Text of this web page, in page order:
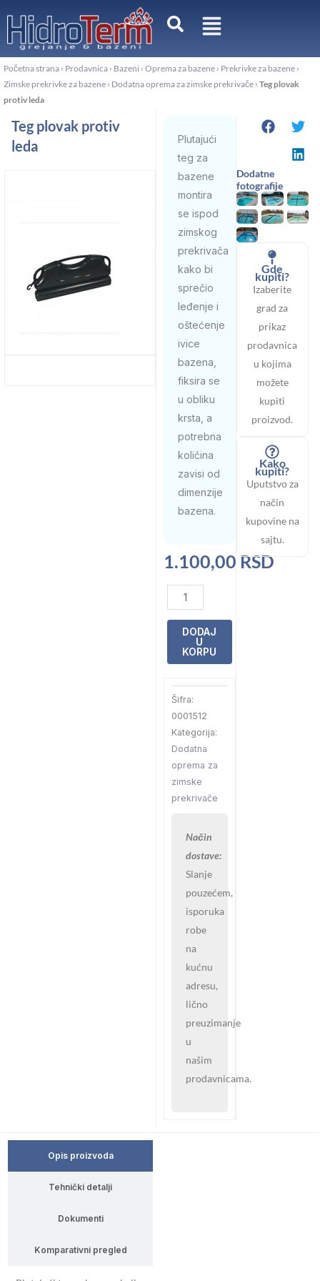
sadržaj
Početna strana › Prodavnica › Bazeni › Oprema za bazene › Prekrivke za bazene ›
Zimske prekrivke za bazene › Dodatna oprema za zimske prekrivače › Teg plovak
protiv leda
Teg plovak protiv
leda
Plutajući
teg za
bazene
montira
se ispod
zimskog
prekrivača
kako bi
sprečio
leđenje i
oštećenje
ivice
bazena,
fiksira se
u obliku
krsta, a
potrebna
količina
zavisi od
dimenzije
bazena.
1.100,00 RSD
Teg
plovak
protiv
leda
količina
DODAJ
U
KORPU
Šifra:
0001512
Kategorija:
Dodatna
oprema za
zimske
prekrivače
Način
dostave:
Slanje
pouzećem,
isporuka
robe
na
kućnu
adresu,
lično
preuzimanje
u
našim
prodavnicama.
Dodatne
fotografije
Gde
kupiti?
Izaberite
grad za
prikaz
prodavnica
u kojima
možete
kupiti
proizvod.
Kako
kupiti?
Uputstvo za
način
kupovine na
sajtu.
Opis proizvoda
Tehnički detalji
Dokumenti
Komparativni pregled